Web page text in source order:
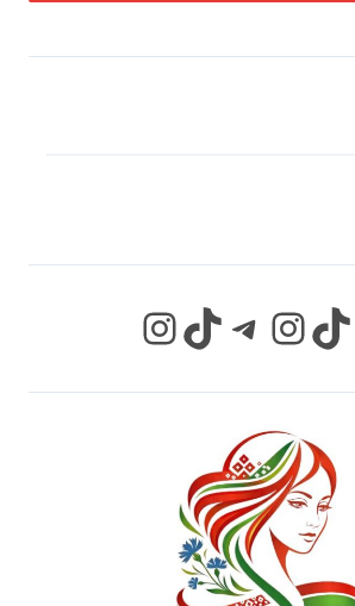
InstagramTikTok Telegram InstagramTikTok